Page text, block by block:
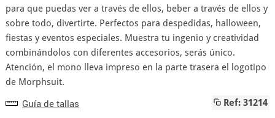
para que puedas ver a través de ellos, beber a través de ellos y
sobre todo, divertirte. Perfectos para despedidas, halloween,
fiestas y eventos especiales. Muestra tu ingenio y creatividad
combinándolos con diferentes accesorios, serás único.
Atención, el mono lleva impreso en la parte trasera el logotipo
de Morphsuit.
Guía de tallas Ref: 31214